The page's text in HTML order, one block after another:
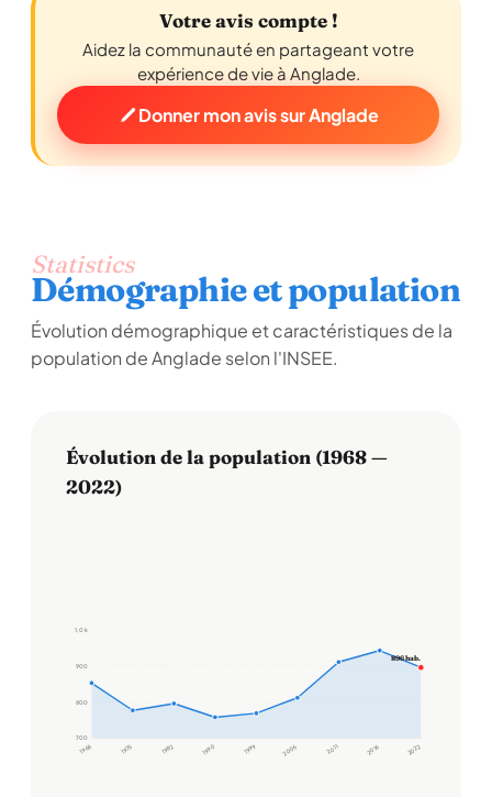
Votre avis compte !
Aidez la communauté en partageant votre
expérience de vie à Anglade.
Donner mon avis sur Anglade
Statistics
Démographie et population
Évolution démographique et caractéristiques de la
population de Anglade selon l'INSEE.
Évolution de la population (1968 —
2022)
700
800
900
1,0 k
1968 1975 1982 1990 1999 2006 2011 2016 2022
896 hab.